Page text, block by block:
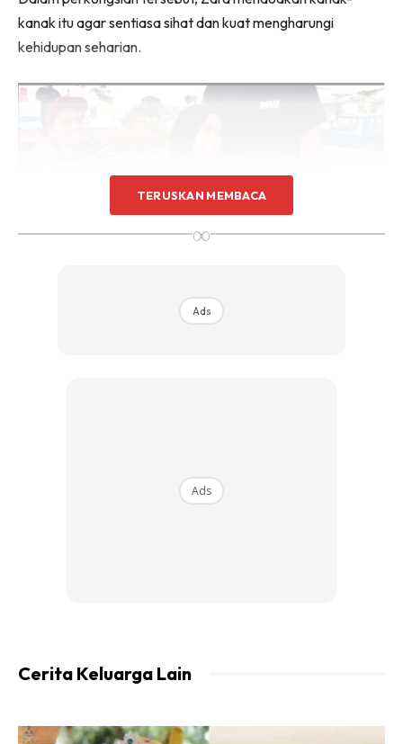
kanak itu agar sentiasa sihat dan kuat mengharungi
kehidupan seharian.
TERUSKAN MEMBACA
∞
Ads
Ads
Cerita Keluarga Lain